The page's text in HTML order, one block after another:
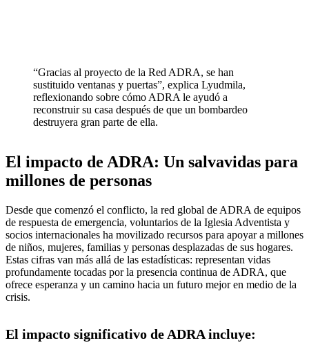
“Gracias al proyecto de la Red ADRA, se han
sustituido ventanas y puertas”, explica Lyudmila,
reflexionando sobre cómo ADRA le ayudó a
reconstruir su casa después de que un bombardeo
destruyera gran parte de ella.
El impacto de ADRA: Un salvavidas para
millones de personas
Desde que comenzó el conflicto, la red global de ADRA de equipos
de respuesta de emergencia, voluntarios de la Iglesia Adventista y
socios internacionales ha movilizado recursos para apoyar a millones
de niños, mujeres, familias y personas desplazadas de sus hogares.
Estas cifras van más allá de las estadísticas: representan vidas
profundamente tocadas por la presencia continua de ADRA, que
ofrece esperanza y un camino hacia un futuro mejor en medio de la
crisis.
El impacto significativo de ADRA incluye: